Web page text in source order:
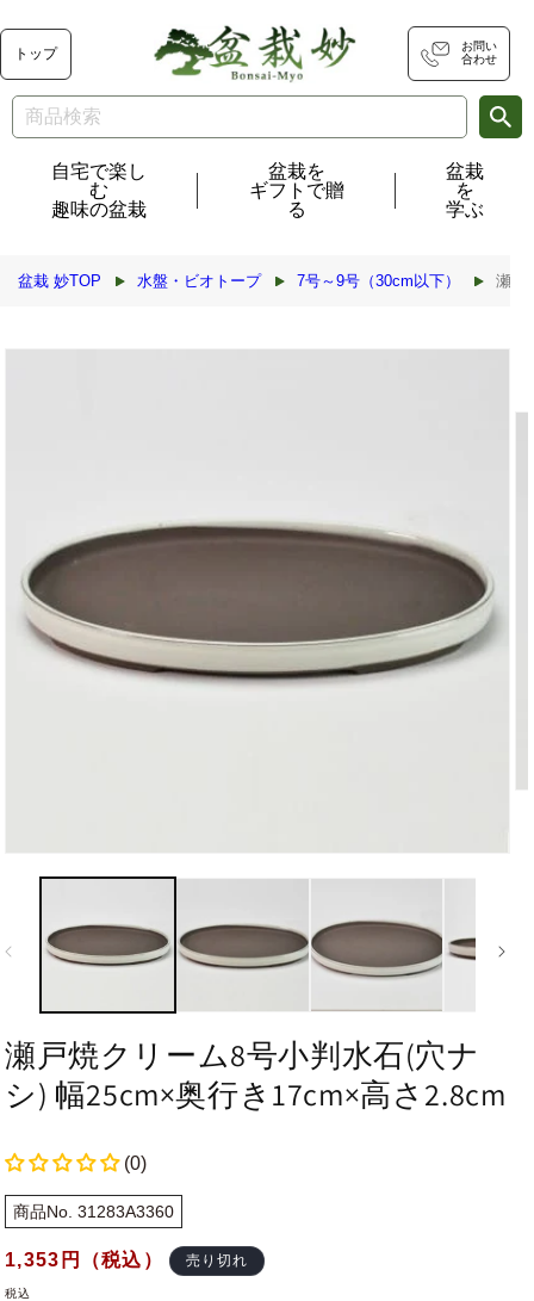
ンツに
進む
トップ
お問い
合わせ
自宅で楽し
む
趣味の盆栽
盆栽を
ギフトで贈
る
盆栽
を
学ぶ
盆栽 妙TOP 水盤・ビオトープ 7号～9号（30cm以下） 瀬戸
商品情
瀬戸焼クリーム8号小判水石(穴ナ
シ) 幅25cm×奥行き17cm×高さ2.8cm
(0)
商品No. 31283A3360
通
常
1,353 円（税込） 売り切れ
税込